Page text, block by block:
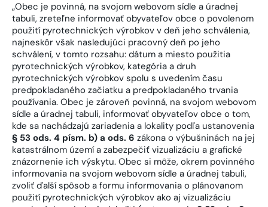
„Obec je povinná, na svojom webovom sídle a úradnej
tabuli, zreteľne informovať obyvateľov obce o povolenom
použití pyrotechnických výrobkov v deň jeho schválenia,
najneskôr však nasledujúci pracovný deň po jeho
schválení, v tomto rozsahu: dátum a miesto použitia
pyrotechnických výrobkov, kategória a druh
pyrotechnických výrobkov spolu s uvedením času
predpokladaného začiatku a predpokladaného trvania
používania. Obec je zároveň povinná, na svojom webovom
sídle a úradnej tabuli, informovať obyvateľov obce o tom,
kde sa nachádzajú zariadenia a lokality podľa ustanovenia
§ 53 ods. 4 písm. b) a ods. 6 zákona o výbušninách na jej
katastrálnom území a zabezpečiť vizualizáciu a grafické
znázornenie ich výskytu. Obec si môže, okrem povinného
informovania na svojom webovom sídle a úradnej tabuli,
zvoliť ďalší spôsob a formu informovania o plánovanom
použití pyrotechnických výrobkov ako aj vizualizáciu